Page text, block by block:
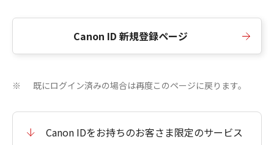
Canon ID 新規登録ページ
※ 既にログイン済みの場合は再度このページに戻ります。
Canon IDをお持ちのお客さま限定のサービス